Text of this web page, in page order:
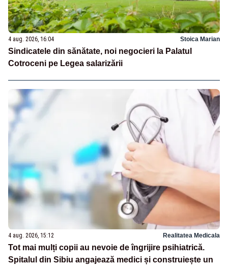
4 aug. 2026, 16:04 Stoica Marian
Sindicatele din sănătate, noi negocieri la Palatul
Cotroceni pe Legea salarizării
4 aug. 2026, 15:12 Realitatea Medicala
Tot mai mulți copii au nevoie de îngrijire psihiatrică.
Spitalul din Sibiu angajează medici și construiește un